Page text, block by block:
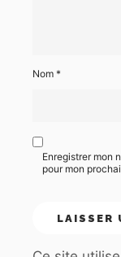
Nom *
Enregistrer mon
pour mon